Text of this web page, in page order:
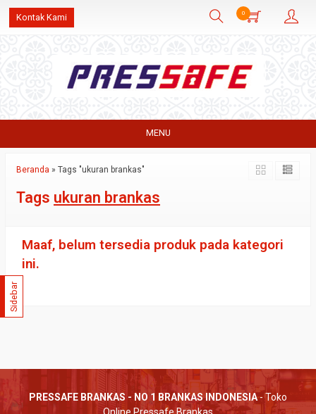
Kontak Kami 0
MENU
Beranda » Tags "ukuran brankas"
Tags ukuran brankas
Maaf, belum tersedia produk pada kategori
ini.
Sidebar
PRESSAFE BRANKAS - NO 1 BRANKAS INDONESIA- Toko